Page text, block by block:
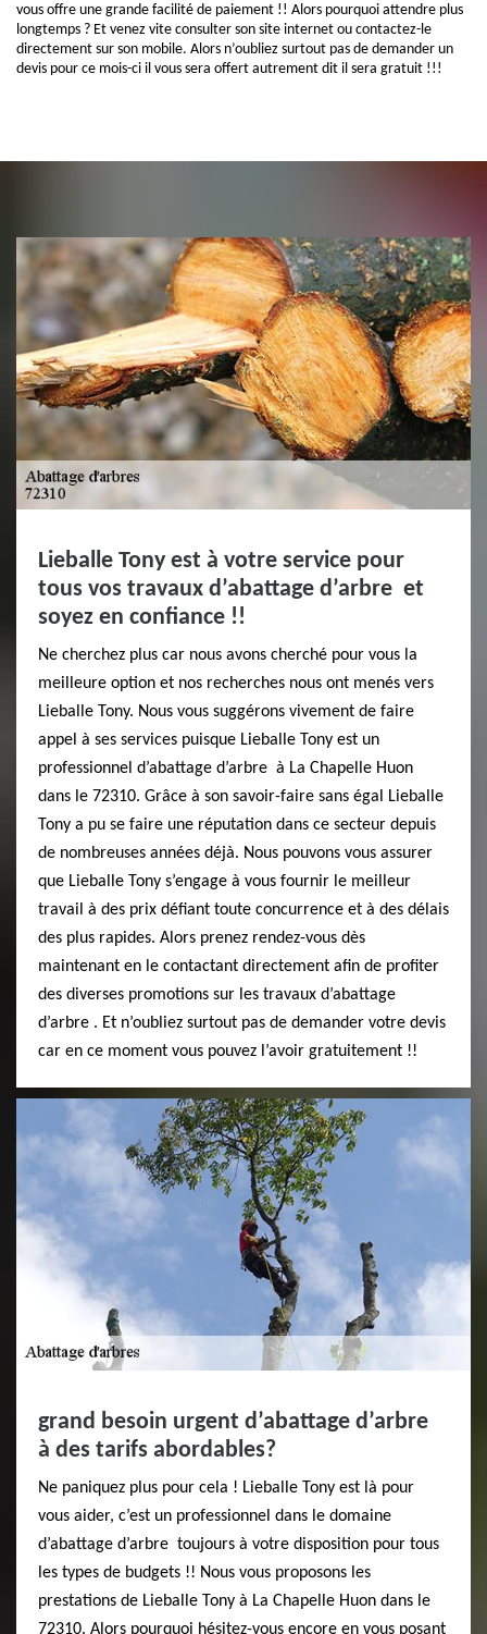
vous offre une grande facilité de paiement !! Alors pourquoi attendre plus
longtemps ? Et venez vite consulter son site internet ou contactez-le
directement sur son mobile. Alors n’oubliez surtout pas de demander un
devis pour ce mois-ci il vous sera offert autrement dit il sera gratuit !!!
Lieballe Tony est à votre service pour
tous vos travaux d’abattage d’arbre et
soyez en confiance !!
Ne cherchez plus car nous avons cherché pour vous la
meilleure option et nos recherches nous ont menés vers
Lieballe Tony. Nous vous suggérons vivement de faire
appel à ses services puisque Lieballe Tony est un
professionnel d’abattage d’arbre à La Chapelle Huon
dans le 72310. Grâce à son savoir-faire sans égal Lieballe
Tony a pu se faire une réputation dans ce secteur depuis
de nombreuses années déjà. Nous pouvons vous assurer
que Lieballe Tony s’engage à vous fournir le meilleur
travail à des prix défiant toute concurrence et à des délais
des plus rapides. Alors prenez rendez-vous dès
maintenant en le contactant directement afin de profiter
des diverses promotions sur les travaux d’abattage
d’arbre . Et n’oubliez surtout pas de demander votre devis
car en ce moment vous pouvez l’avoir gratuitement !!
grand besoin urgent d’abattage d’arbre
à des tarifs abordables?
Ne paniquez plus pour cela ! Lieballe Tony est là pour
vous aider, c’est un professionnel dans le domaine
d’abattage d’arbre toujours à votre disposition pour tous
les types de budgets !! Nous vous proposons les
prestations de Lieballe Tony à La Chapelle Huon dans le
72310. Alors pourquoi hésitez-vous encore en vous posant